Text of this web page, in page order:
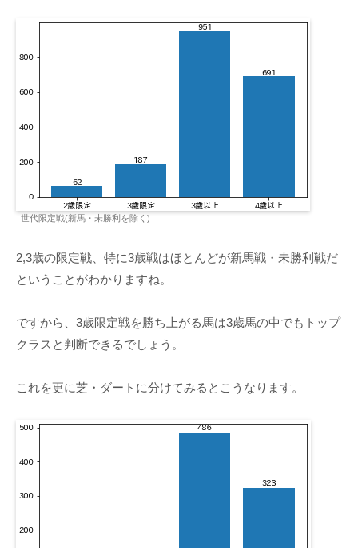
世代限定戦(新馬・未勝利を除く)
2,3歳の限定戦、特に3歳戦はほとんどが新馬戦・未勝利戦だ
ということがわかりますね。
ですから、3歳限定戦を勝ち上がる馬は3歳馬の中でもトップ
クラスと判断できるでしょう。
これを更に芝・ダートに分けてみるとこうなります。